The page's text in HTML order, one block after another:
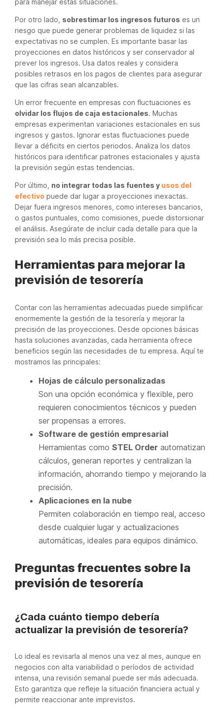
para manejar estas situaciones.
Por otro lado, sobrestimar los ingresos futuros es un
riesgo que puede generar problemas de liquidez si las
expectativas no se cumplen. Es importante basar las
proyecciones en datos históricos y ser conservador al
prever los ingresos. Usa datos reales y considera
posibles retrasos en los pagos de clientes para asegurar
que las cifras sean alcanzables.
Un error frecuente en empresas con fluctuaciones es
olvidar los flujos de caja estacionales. Muchas
empresas experimentan variaciones estacionales en sus
ingresos y gastos. Ignorar estas fluctuaciones puede
llevar a déficits en ciertos periodos. Analiza los datos
históricos para identificar patrones estacionales y ajusta
la previsión según estas tendencias.
Por último, no integrar todas las fuentes y usos del
efectivo puede dar lugar a proyecciones inexactas.
Dejar fuera ingresos menores, como intereses bancarios,
o gastos puntuales, como comisiones, puede distorsionar
el análisis. Asegúrate de incluir cada detalle para que la
previsión sea lo más precisa posible.
Herramientas para mejorar la
previsión de tesorería
Contar con las herramientas adecuadas puede simplificar
enormemente la gestión de la tesorería y mejorar la
precisión de las proyecciones. Desde opciones básicas
hasta soluciones avanzadas, cada herramienta ofrece
beneficios según las necesidades de tu empresa. Aquí te
mostramos las principales:
Hojas de cálculo personalizadas
Son una opción económica y flexible, pero
requieren conocimientos técnicos y pueden
ser propensas a errores.
Software de gestión empresarial
Herramientas como STEL Order automatizan
cálculos, generan reportes y centralizan la
información, ahorrando tiempo y mejorando la
precisión.
Aplicaciones en la nube
Permiten colaboración en tiempo real, acceso
desde cualquier lugar y actualizaciones
automáticas, ideales para equipos dinámico.
Preguntas frecuentes sobre la
previsión de tesorería
¿Cada cuánto tiempo debería
actualizar la previsión de tesorería?
Lo ideal es revisarla al menos una vez al mes, aunque en
negocios con alta variabilidad o períodos de actividad
intensa, una revisión semanal puede ser más adecuada.
Esto garantiza que refleje la situación financiera actual y
permite reaccionar ante imprevistos.